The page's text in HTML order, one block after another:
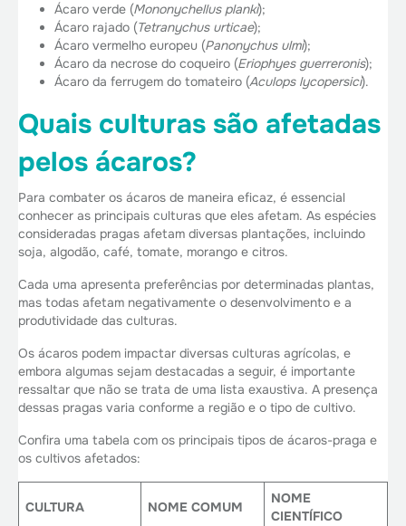
Ácaro verde (Mononychellus planki);
Ácaro rajado (Tetranychus urticae);
Ácaro vermelho europeu (Panonychus ulmi);
Ácaro da necrose do coqueiro (Eriophyes guerreronis);
Ácaro da ferrugem do tomateiro (Aculops lycopersici).
Quais culturas são afetadas
pelos ácaros?
Para combater os ácaros de maneira eficaz, é essencial
conhecer as principais culturas que eles afetam. As espécies
consideradas pragas afetam diversas plantações, incluindo
soja, algodão, café, tomate, morango e citros.
Cada uma apresenta preferências por determinadas plantas,
mas todas afetam negativamente o desenvolvimento e a
produtividade das culturas.
Os ácaros podem impactar diversas culturas agrícolas, e
embora algumas sejam destacadas a seguir, é importante
ressaltar que não se trata de uma lista exaustiva. A presença
dessas pragas varia conforme a região e o tipo de cultivo.
Confira uma tabela com os principais tipos de ácaros-praga e
os cultivos afetados:
CULTURA NOME COMUM
NOME
CIENTÍFICO